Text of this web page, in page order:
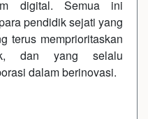
digital. Semua ini
pendidik sejati yang
terus memprioritaskan
dan yang selalu
dalam berinovasi.